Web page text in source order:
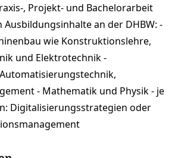
, Projekt- und Bachelorarbeit
an der DHBW: -
wie Konstruktionslehre,
und Elektrotechnik -
- Mathematik und Physik - je
Digitalisierungsstrategien oder